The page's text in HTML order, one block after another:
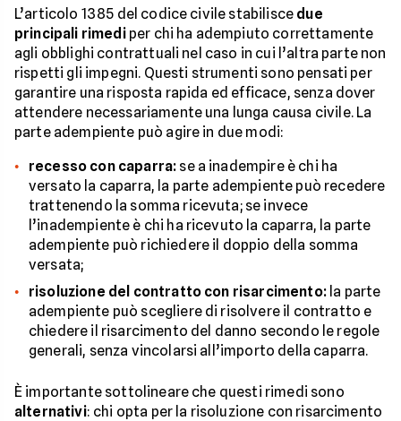
L’articolo 1385 del codice civile stabilisce due
principali rimediper chi ha adempiuto correttamente
agli obblighi contrattuali nel caso in cui l’altra parte non
rispetti gli impegni. Questi strumenti sono pensati per
garantire una risposta rapida ed efficace, senza dover
attendere necessariamente una lunga causa civile. La
parte adempiente può agire in due modi:
recesso con caparra: se a inadempire è chi ha
versato la caparra, la parte adempiente può recedere
trattenendo la somma ricevuta; se invece
l’inadempiente è chi ha ricevuto la caparra, la parte
adempiente può richiedere il doppio della somma
versata;
risoluzione del contratto con risarcimento:la parte
adempiente può scegliere di risolvere il contratto e
chiedere il risarcimento del danno secondo le regole
generali, senza vincolarsi all’importo della caparra.
È importante sottolineare che questi rimedi sono
alternativi: chi opta per la risoluzione con risarcimento